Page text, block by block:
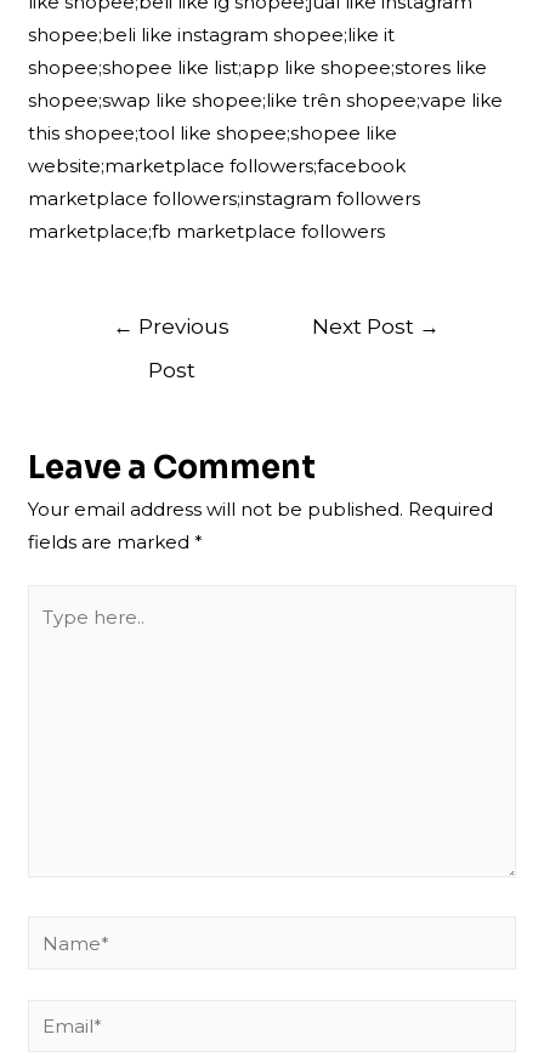
shopee;beli like instagram shopee;like it
shopee;shopee like list;app like shopee;stores like
shopee;swap like shopee;like trên shopee;vape like
this shopee;tool like shopee;shopee like
website;marketplace followers;facebook
marketplace followers;instagram followers
marketplace;fb marketplace followers
Post
navigation
← Previous
Post
Next Post →
Leave a Comment
Your email address will not be published. Required
fields are marked*
here..
Name*
Email*